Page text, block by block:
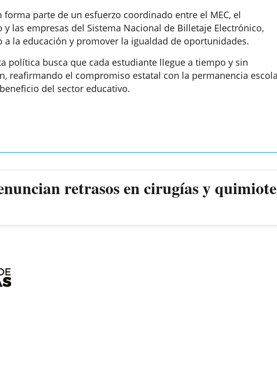
parte de un esfuerzo coordinado entre el MEC, el
las empresas del Sistema Nacional de Billetaje Electrónico,
a la educación y promover la igualdad de oportunidades.
política busca que cada estudiante llegue a tiempo y sin
reafirmando el compromiso estatal con la permanencia
del sector educativo.
retrasos en cirugías y